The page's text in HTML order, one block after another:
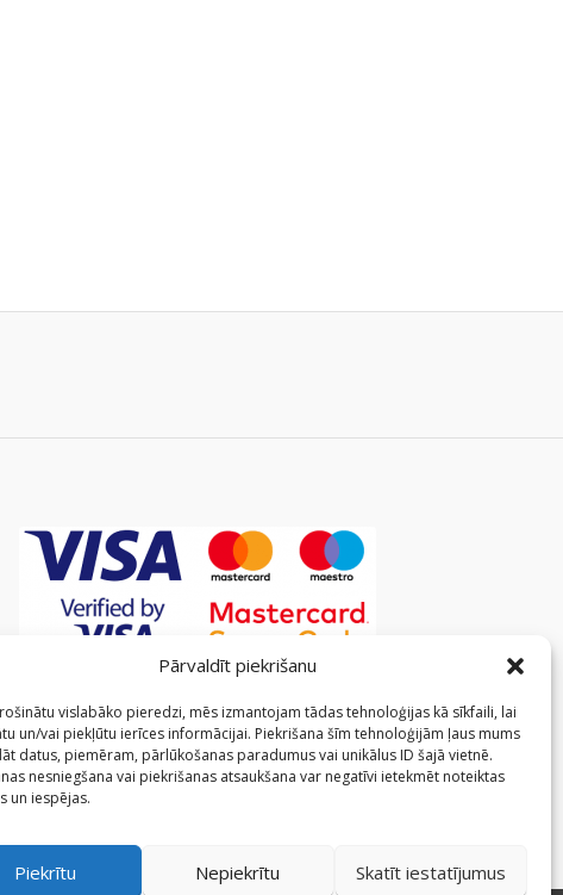
Pārvaldīt piekrišanu
vislabāko pieredzi, mēs izmantojam tādas tehnoloģijas kā sīkfaili, lai
un/vai piekļūtu ierīces informācijai. Piekrišana šīm tehnoloģijām ļaus mums
datus, piemēram, pārlūkošanas paradumus vai unikālus ID šajā vietnē.
nesniegšana vai piekrišanas atsaukšana var negatīvi ietekmēt noteiktas
un iespējas.
Piekrītu Nepiekrītu Skatīt iestatījumus